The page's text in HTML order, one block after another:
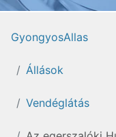
GyongyosAllas
Állások
Vendéglátás